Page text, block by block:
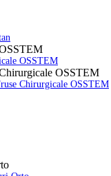
OSSTEM
OSSTEM
Chirurgicale OSSTEM